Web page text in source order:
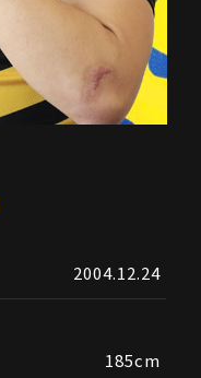
2004.12.24
185cm